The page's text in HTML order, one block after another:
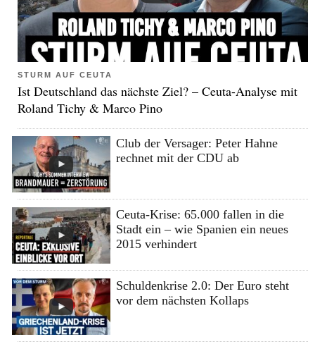
STURM AUF CEUTA
Ist Deutschland das nächste Ziel? – Ceuta-Analyse mit
Roland Tichy & Marco Pino
Club der Versager: Peter Hahne
rechnet mit der CDU ab
Ceuta-Krise: 65.000 fallen in die
Stadt ein – wie Spanien ein neues
2015 verhindert
Schuldenkrise 2.0: Der Euro steht
vor dem nächsten Kollaps